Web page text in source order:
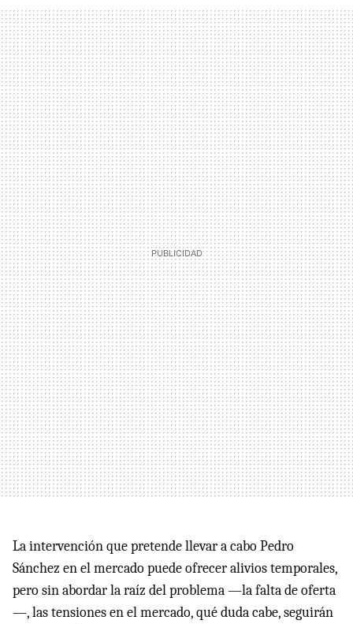
La intervención que pretende llevar a cabo Pedro
Sánchez en el mercado puede ofrecer alivios temporales,
pero sin abordar la raíz del problema —la falta de oferta
—, las tensiones en el mercado, qué duda cabe, seguirán